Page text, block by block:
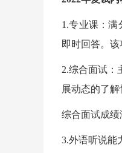
1.专业课：满
即时回答。该
2.综合面试：
展动态的了
综合面试成绩
3.外语听说能